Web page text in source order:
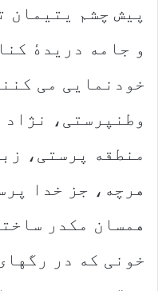
پیش چشم یتیمان
و جامه دریدهٔ
خودنمایی می
وطنپرستی،
منطقه پرستی،
هرچه، جز خدا
همسان مکدر
خونی که در